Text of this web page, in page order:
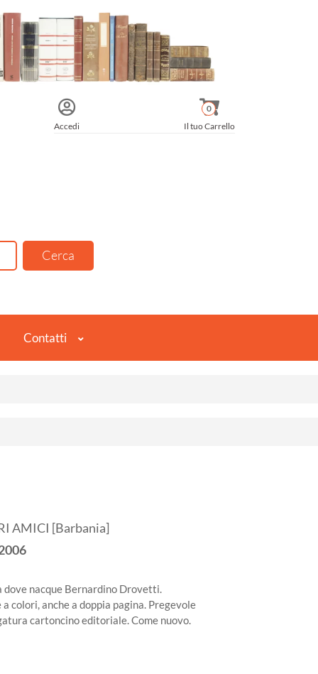
Accedi Il tuo Carrello
0
Contatti
AMICI [Barbania]
dove nacque Bernardino Drovetti.
colori, anche a doppia pagina. Pregevole
cartoncino editoriale. Come nuovo.